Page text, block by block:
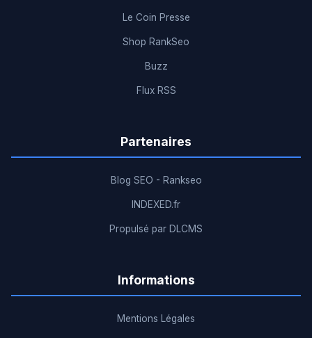
Le Coin Presse
Shop RankSeo
Buzz
Flux RSS
Partenaires
Blog SEO - Rankseo
INDEXED.fr
Propulsé par DLCMS
Informations
Mentions Légales